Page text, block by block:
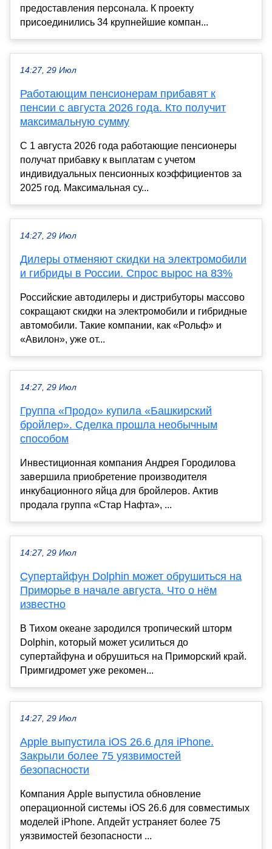
предоставления персонала. К проекту
присоединились 34 крупнейшие компан...
14:27, 29 Июл
Работающим пенсионерам прибавят к
пенсии с августа 2026 года. Кто получит
максимальную сумму
С 1 августа 2026 года работающие пенсионеры
получат прибавку к выплатам с учетом
индивидуальных пенсионных коэффициентов за
2025 год. Максимальная су...
14:27, 29 Июл
Дилеры отменяют скидки на электромобили
и гибриды в России. Спрос вырос на 83%
Российские автодилеры и дистрибуторы массово
сокращают скидки на электромобили и гибридные
автомобили. Такие компании, как «Рольф» и
«Авилон», уже от...
14:27, 29 Июл
Группа «Продо» купила «Башкирский
бройлер». Сделка прошла необычным
способом
Инвестиционная компания Андрея Городилова
завершила приобретение производителя
инкубационного яйца для бройлеров. Актив
продала группа «Стар Нафта», ...
14:27, 29 Июл
Супертайфун Dolphin может обрушиться на
Приморье в начале августа. Что о нём
известно
В Тихом океане зародился тропический шторм
Dolphin, который может усилиться до
супертайфуна и обрушиться на Приморский край.
Примгидромет уже рекомен...
14:27, 29 Июл
Apple выпустила iOS 26.6 для iPhone.
Закрыли более 75 уязвимостей
безопасности
Компания Apple выпустила обновление
операционной системы iOS 26.6 для совместимых
моделей iPhone. Апдейт устраняет более 75
уязвимостей безопасности ...